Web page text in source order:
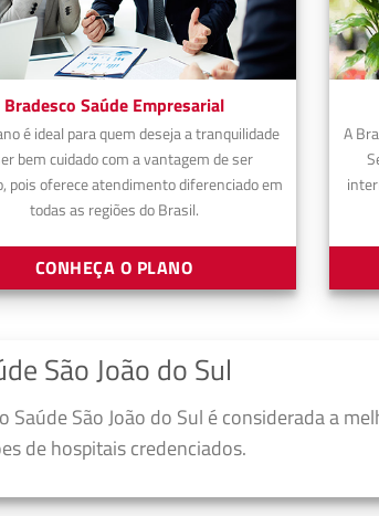
Bradesco Saúde Empresarial
é ideal para quem deseja a tranquilidade
bem cuidado com a vantagem de ser
pois oferece atendimento diferenciado em
todas as regiões do Brasil.
CONHEÇA O PLANO
A
São João do Sul
Saúde São João do Sul é considerada a
de hospitais credenciados.